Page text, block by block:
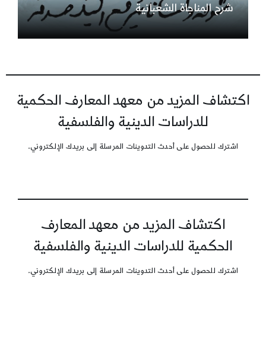
شرح المناجاة الشعبانية
اكتشاف المزيد من معهد المعارف الحكمية
للدراسات الدينية والفلسفية
اشترك للحصول على أحدث التدوينات المرسلة إلى بريدك الإلكتروني.
اكتشاف المزيد من معهد المعارف
الحكمية للدراسات الدينية والفلسفية
اشترك للحصول على أحدث التدوينات المرسلة إلى بريدك الإلكتروني.